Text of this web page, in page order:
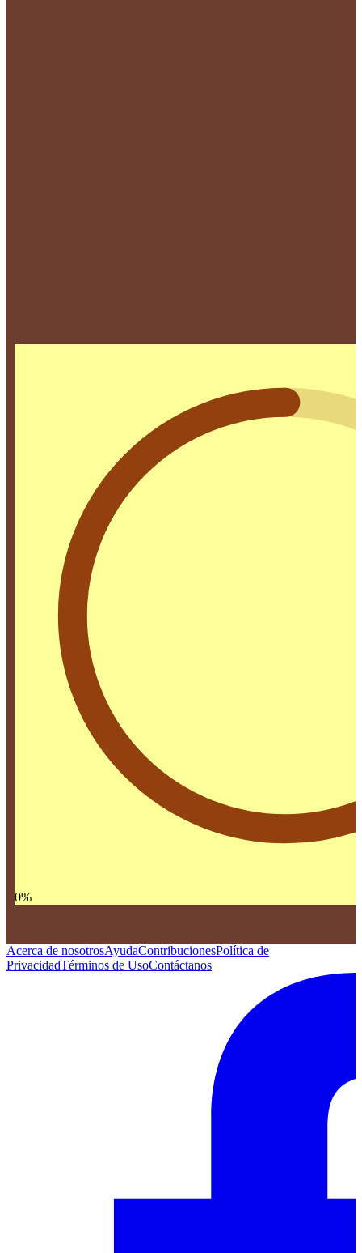
0%
Acerca de nosotrosAyudaContribucionesPolítica de
PrivacidadTérminos de UsoContáctanos